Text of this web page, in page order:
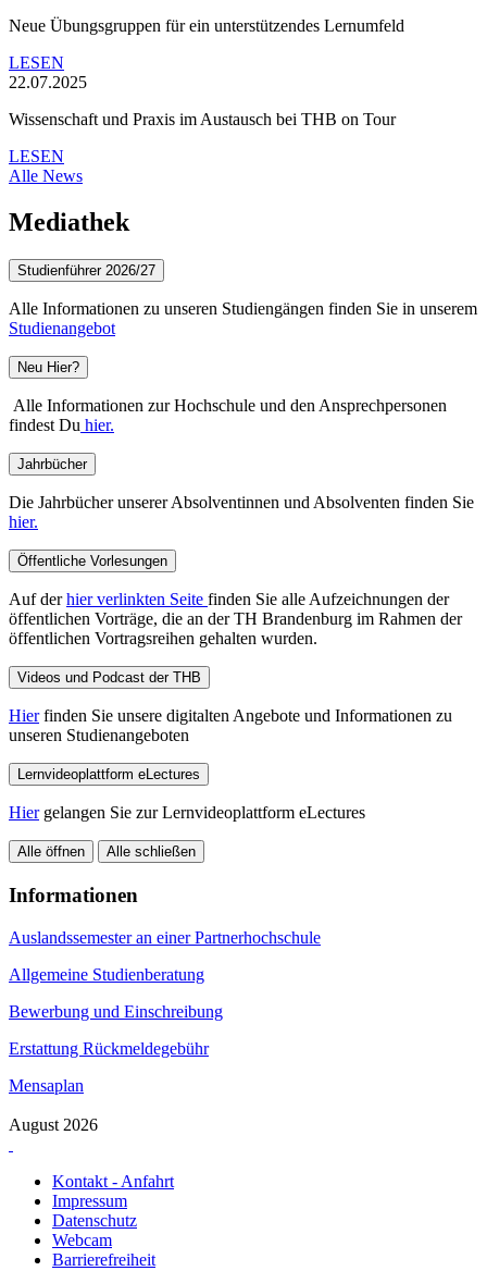
Neue Übungsgruppen für ein unterstützendes Lernumfeld
LESEN
22.07.2025
Wissenschaft und Praxis im Austausch bei THB on Tour
LESEN
Alle News
Mediathek
Studienführer 2026/27
Alle Informationen zu unseren Studiengängen finden Sie in unserem
Studienangebot
Neu Hier?
Alle Informationen zur Hochschule und den Ansprechpersonen
findest Du hier.
Jahrbücher
Die Jahrbücher unserer Absolventinnen und Absolventen finden Sie
hier.
Öffentliche Vorlesungen
Auf derhier verlinkten Seite finden Sie alle Aufzeichnungen der
öffentlichen Vorträge, die an der TH Brandenburg im Rahmen der
öffentlichen Vortragsreihen gehalten wurden.
Videos und Podcast der THB
Hierfinden Sie unsere digitalten Angebote und Informationen zu
unseren Studienangeboten
Lernvideoplattform eLectures
Hiergelangen Sie zur Lernvideoplattform eLectures
Alle öffnen Alle schließen
Informationen
Auslandssemester an einer Partnerhochschule
Allgemeine Studienberatung
Bewerbung und Einschreibung
Erstattung Rückmeldegebühr
Mensaplan
August 2026
Kontakt - Anfahrt
Impressum
Datenschutz
Webcam
Barrierefreiheit